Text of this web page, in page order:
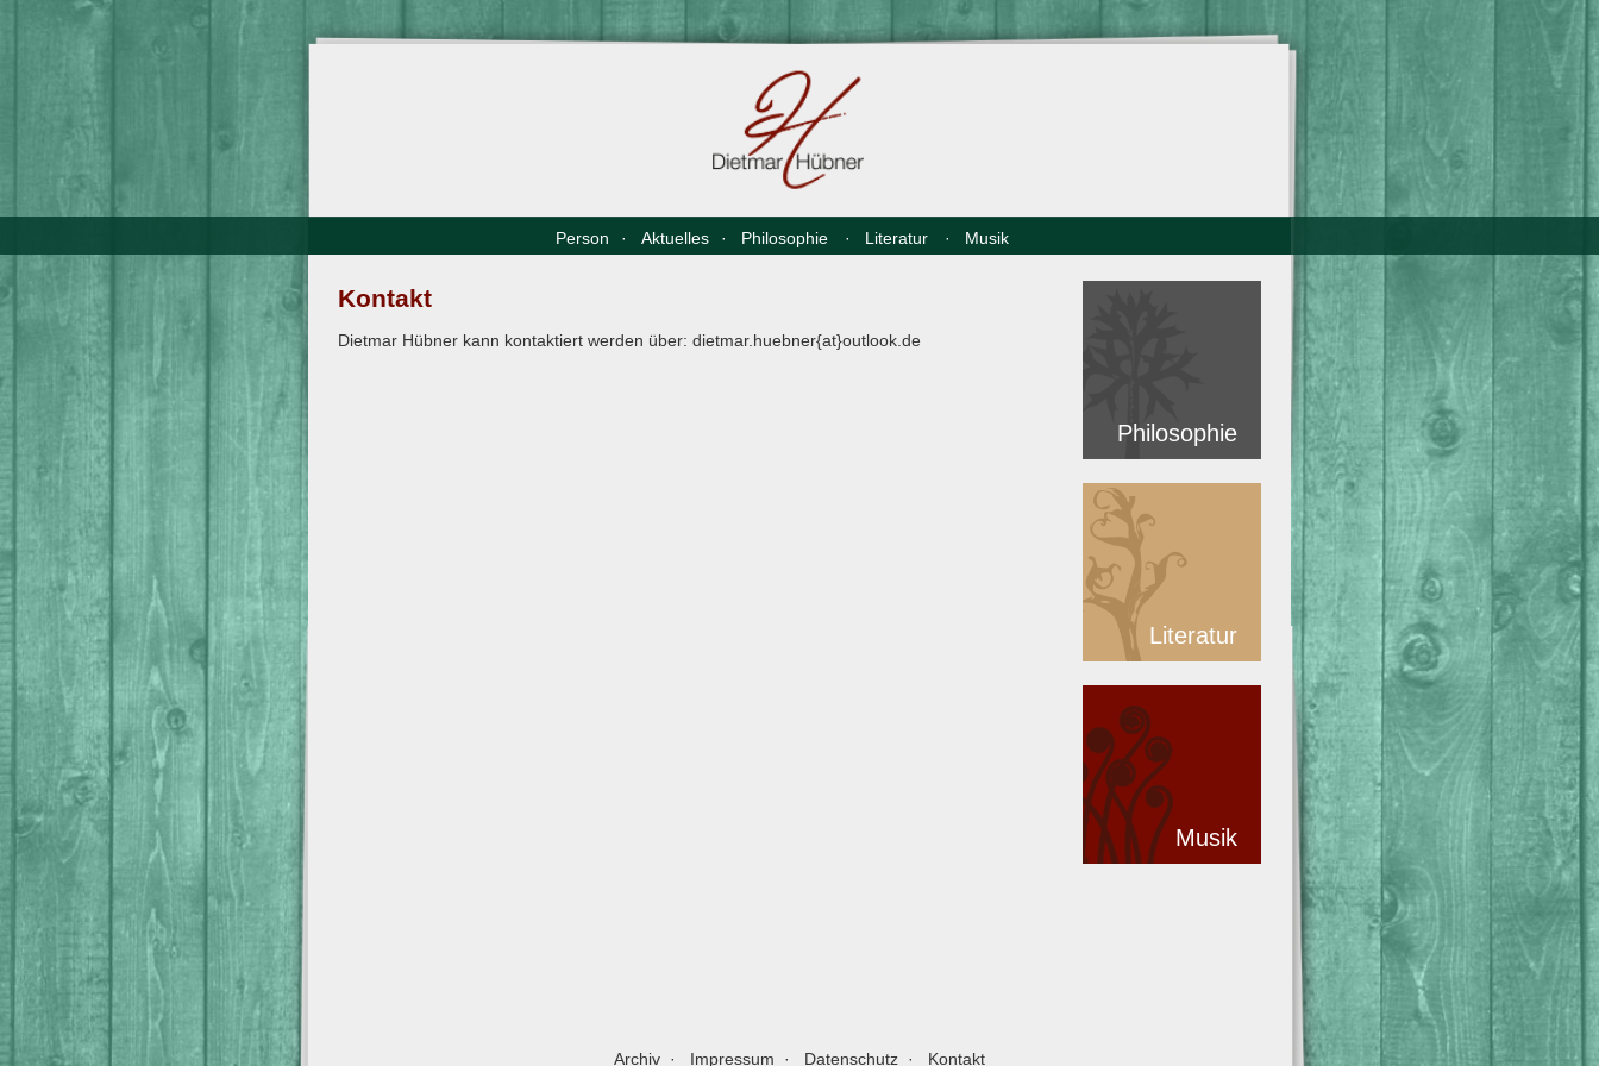
Person Aktuelles Philosophie Literatur Musik
Kontakt
Dietmar Hübner kann kontaktiert werden über: dietmar.huebner{at}outlook.de
Philosophie
Literatur
Musik
Archiv Impressum Datenschutz Kontakt